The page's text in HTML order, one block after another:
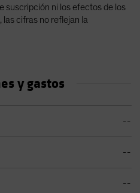
suscripción ni los efectos de los
las cifras no reflejan la
y gastos
--
--
--